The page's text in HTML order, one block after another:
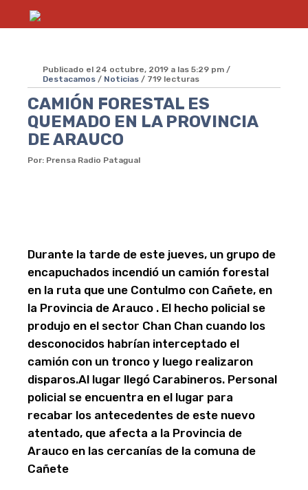
Publicado el 24 octubre, 2019 a las 5:29 pm /
Destacamos / Noticias / 719 lecturas
CAMIÓN FORESTAL ES
QUEMADO EN LA PROVINCIA
DE ARAUCO
Por: Prensa Radio Patagual
Durante la tarde de este jueves, un grupo de
encapuchados incendió un camión forestal
en la ruta que une Contulmo con Cañete, en
la Provincia de Arauco . El hecho policial se
produjo en el sector Chan Chan cuando los
desconocidos habrían interceptado el
camión con un tronco y luego realizaron
disparos.Al lugar llegó Carabineros. Personal
policial se encuentra en el lugar para
recabar los antecedentes de este nuevo
atentado, que afecta a la Provincia de
Arauco en las cercanías de la comuna de
Cañete